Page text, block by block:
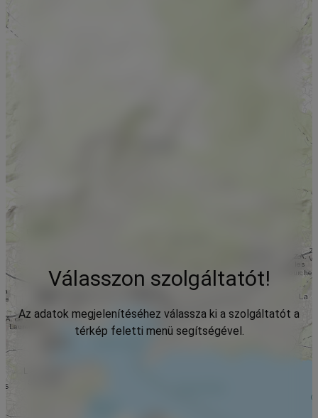
Válasszon szolgáltatót!
Az adatok megjelenítéséhez válassza ki a szolgáltatót a
térkép feletti menü segítségével.